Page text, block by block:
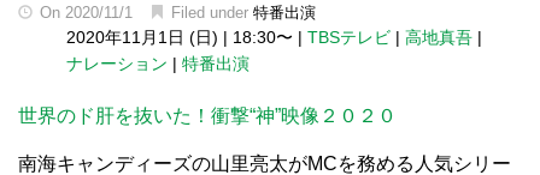
On 2020/11/1 Filed under 特番出演
2020年11月1日 (日) | 18:30〜 | TBSテレビ | 高地真吾 |
ナレーション | 特番出演
世界のド肝を抜いた！衝撃“神”映像２０２０
南海キャンディーズの山里亮太がMCを務める人気シリー